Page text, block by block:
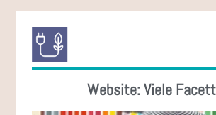
Website: Viele